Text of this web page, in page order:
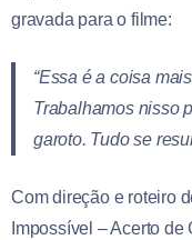
gravada para o filme:
“Essa é a coisa
Trabalhamos nisso
garoto. Tudo se
Com direção e roteiro
Impossível – Acerto